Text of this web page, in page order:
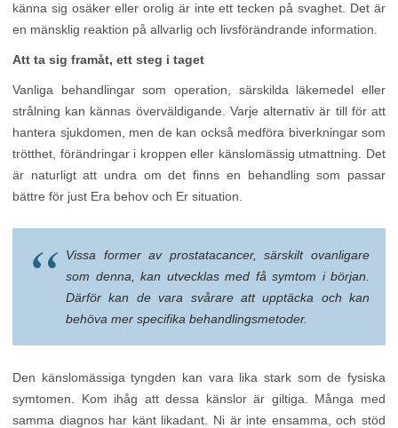
känna sig osäker eller orolig är inte ett tecken på svaghet. Det är
en mänsklig reaktion på allvarlig och livsförändrande information.
Att ta sig framåt, ett steg i taget
Vanliga behandlingar som operation, särskilda läkemedel eller
strålning kan kännas överväldigande. Varje alternativ är till för att
hantera sjukdomen, men de kan också medföra biverkningar som
trötthet, förändringar i kroppen eller känslomässig utmattning. Det
är naturligt att undra om det finns en behandling som passar
bättre för just Era behov och Er situation.
Vissa former av prostatacancer, särskilt ovanligare
som denna, kan utvecklas med få symtom i början.
Därför kan de vara svårare att upptäcka och kan
behöva mer specifika behandlingsmetoder.
Den känslomässiga tyngden kan vara lika stark som de fysiska
symtomen. Kom ihåg att dessa känslor är giltiga. Många med
samma diagnos har känt likadant. Ni är inte ensamma, och stöd